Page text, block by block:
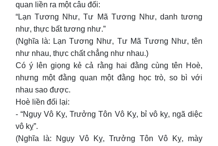
quan liền ra một câu đối:
“Lạn Tương Như, Tư Mã Tương Như, danh tương
như, thực bất tương như.”
(Nghĩa là: Lạn Tương Như, Tư Mã Tương Như, tên
như nhau, thực chất chẳng như nhau.)
Có ý lên giọng kẻ cả rằng hai đằng cùng tên Hoè,
nhưng một đằng quan một đằng học trò, so bì với
nhau sao được.
Hoè liền đối lại:
- “Ngụy Vô Kỵ, Trưởng Tôn Vô Kỵ, bỉ vô kỵ, ngã diệc
vô kỵ”.
(Nghĩa là: Ngụy Vô Kỵ, Trưởng Tôn Vô Kỵ, mày